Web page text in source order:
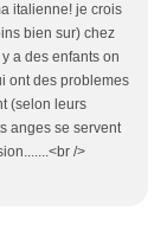
italienne! je crois
bien sur) chez
a des enfants on
ont des problemes
(selon leurs
anges se servent
/>